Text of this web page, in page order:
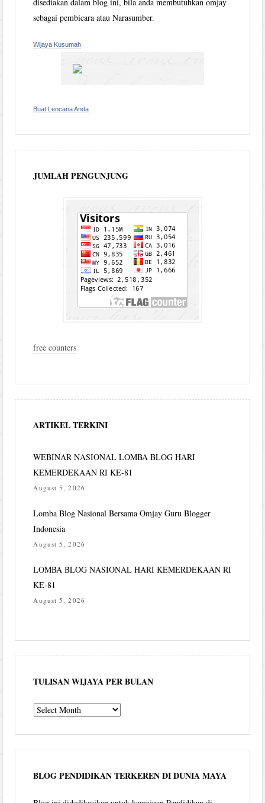
sebagai pembicara atau Narasumber.
Wijaya Kusumah
Buat Lencana Anda
JUMLAH PENGUNJUNG
free counters
ARTIKEL TERKINI
WEBINAR NASIONAL LOMBA BLOG HARI
KEMERDEKAAN RI KE-81
August 5, 2026
Lomba Blog Nasional Bersama Omjay Guru Blogger
Indonesia
August 5, 2026
LOMBA BLOG NASIONAL HARI KEMERDEKAAN RI
KE-81
August 5, 2026
TULISAN WIJAYA PER BULAN
Tulisan
per
bulan
BLOG PENDIDIKAN TERKEREN DI DUNIA MAYA